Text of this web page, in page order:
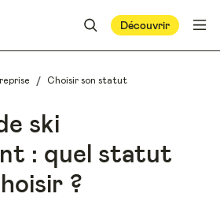
Découvrir
/ Choisir son statut
ski
: quel statut
?